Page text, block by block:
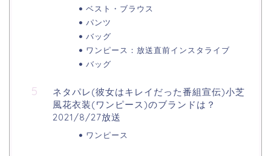
ベスト・ブラウス
パンツ
バッグ
ワンピース：放送直前インスタライブ
バッグ
ネタパレ(彼女はキレイだった番組宣伝)小芝
風花衣装(ワンピース)のブランドは？
2021/8/27放送
ワンピース